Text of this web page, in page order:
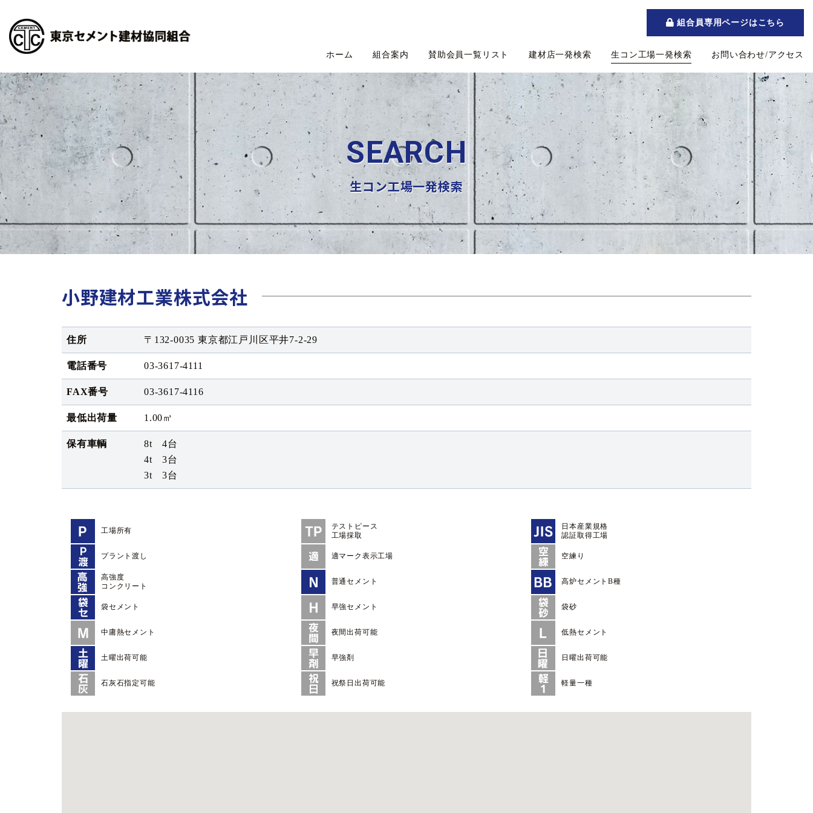
組合員専用ページはこちら
ホーム 組合案内 賛助会員一覧リスト 建材店一発検索 生コン工場一発検索 お問い合わせ/アクセス
SEARCH
生コン工場一発検索
小野建材工業株式会社
住所 〒132-0035 東京都江戸川区平井7-2-29
電話番号 03-3617-4111
FAX番号 03-3617-4116
最低出荷量 1.00㎥
保有車輌
8t 4台
4t 3台
3t 3台
工場所有
テストピース
工場採取
日本産業規格
認証取得工場
プラント渡し 適マーク表示工場 空練り
高強度
コンクリート
普通セメント 高炉セメントB種
袋セメント 早強セメント 袋砂
中庸熱セメント 夜間出荷可能 低熱セメント
土曜出荷可能 早強剤 日曜出荷可能
石灰石指定可能 祝祭日出荷可能 軽量一種